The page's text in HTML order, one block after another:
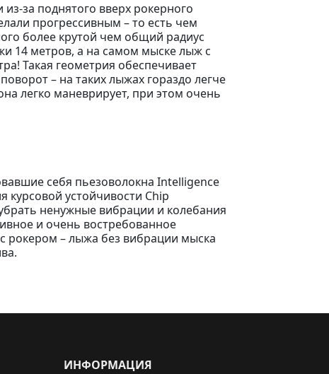
за поднятого вверх рокерного
прогрессивным – то есть чем
более крутой чем общий радиус
14 метров, а на самом мыске лыж с
Такая геометрия обеспечивает
– на таких лыжах гораздо легче
легко маневрирует, при этом очень
себя пьезоволокна Intelligence
курсовой устойчивости Chip
ненужные вибрации и колебания
и очень востребованное
рокером – лыжа без вибрации мыска
ИНФОРМАЦИЯ